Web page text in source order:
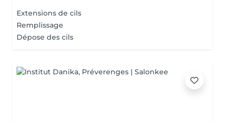
Extensions de cils
Remplissage
Dépose des cils